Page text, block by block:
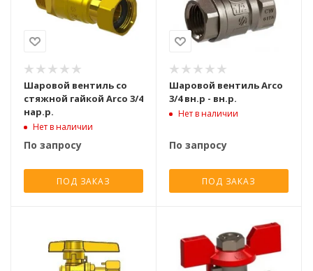
Шаровой вентиль со
стяжной гайкой Arco 3/4
нар.р.
Нет в наличии
По запросу
ПОД ЗАКАЗ
Шаровой вентиль Arco
3/4 вн.р - вн.р.
Нет в наличии
По запросу
ПОД ЗАКАЗ